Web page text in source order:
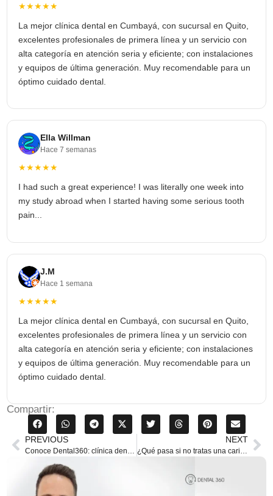
★★★★★
La mejor clínica dental en Cumbayá, con sucursal en Quito,
excelentes profesionales de primera línea y un servicio con
alta categoría en atención seria y eficiente; con instalaciones
y equipos de última generación. Muy recomendable para un
óptimo cuidado dental.
Ella Willman
Hace 7 semanas
★★★★★
I had such a great experience! I was literally one week into
my study abroad when I started having some serious tooth
pain...
J.M
Hace 1 semana
★★★★★
La mejor clínica dental en Cumbayá, con sucursal en Quito,
excelentes profesionales de primera línea y un servicio con
alta categoría en atención seria y eficiente; con instalaciones
y equipos de última generación. Muy recomendable para un
óptimo cuidado dental.
Compartir:
PREVIOUS NEXT